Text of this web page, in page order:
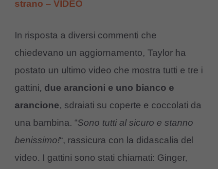
strano – VIDEO
In risposta a diversi commenti che
chiedevano un aggiornamento, Taylor ha
postato un ultimo video che mostra tutti e tre i
gattini, due arancioni e uno bianco e
arancione, sdraiati su coperte e coccolati da
una bambina. “Sono tutti al sicuro e stanno
benissimo!“, rassicura con la didascalia del
video. I gattini sono stati chiamati: Ginger,